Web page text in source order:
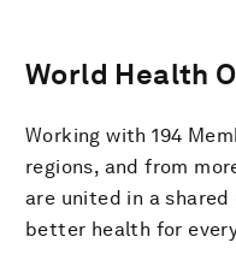
World Health
Working with 194
regions, and from
are united in a
better health for